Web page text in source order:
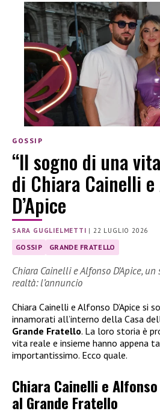
GOSSIP
“Il sogno di una
di Chiara Cainelli
D’Apice
SARA GUGLIELMETTI | 22 LUGLIO 2026
GOSSIP GRANDE FRATELLO
Chiara Cainelli e Alfonso D’Apice,
realtà: l’annuncio
Chiara Cainelli e Alfonso D’Apice si
innamorati all’interno della Casa
Grande Fratello. La loro storia è
vita reale e insieme hanno appena
importantissimo. Ecco quale.
Chiara Cainelli e Alfonso
al Grande Fratello